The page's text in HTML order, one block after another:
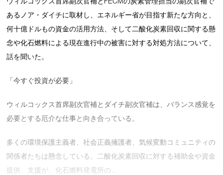
あるノア・ダイチに取材し、エネルギー省が目指す新たな方向と、
何十億ドルもの資金の活用方法、そして二酸化炭素回収に関する懸
念や化石燃料による現在進行中の被害に対する対処方法について、
話を聞いた。
「今すぐ投資が必要」
ウィルコックス首席副次官補とダイチ副次官補は、バランス感覚を
必要とする厄介な仕事と向き合っている。
多くの環境保護主義者、社会正義擁護者、気候変動コミュニティの
関係者たちは懸念している。二酸化炭素回収に対する補助金や資金
提供、支援が、化石燃料発電所の …